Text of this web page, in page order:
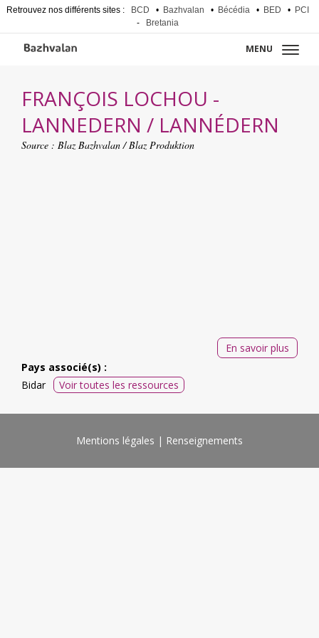
Retrouvez nos différents sites : BCD • Bazhvalan • Bécédia • BED •
PCI
-
Bretania
MENU
FRANÇOIS LOCHOU -
LANNEDERN / LANNÉDERN
Source : Blaz Bazhvalan / Blaz Produktion
En savoir plus
Pays associé(s) :
Bidar
Voir toutes les ressources
Mentions légales Renseignements